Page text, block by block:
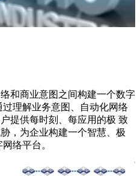
和商业意图之间构建一个数字
理解业务意图、自动化网络
提供每时刻、每应用的极 致
，为企业构建一个智慧、极
络平台。